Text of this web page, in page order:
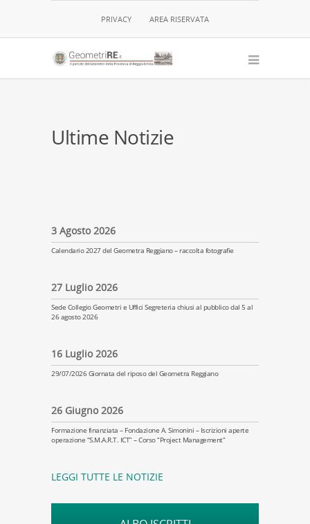
PRIVACY AREA RISERVATA
Ultime Notizie
3 Agosto 2026
Calendario 2027 del Geometra Reggiano – raccolta fotografie
27 Luglio 2026
Sede Collegio Geometri e Uffici Segreteria chiusi al pubblico dal 5 al
26 agosto 2026
16 Luglio 2026
29/07/2026 Giornata del riposo del Geometra Reggiano
26 Giugno 2026
Formazione finanziata – Fondazione A. Simonini – Iscrizioni aperte
operazione “S.M.A.R.T. ICT” – Corso “Project Management”
LEGGI TUTTE LE NOTIZIE